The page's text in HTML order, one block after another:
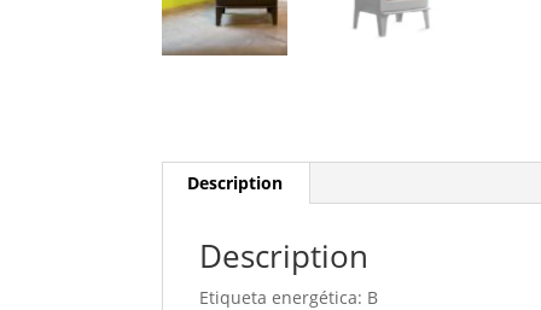
Description
Description
Etiqueta energética: B